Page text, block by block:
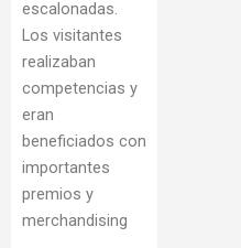
escalonadas.
Los visitantes
realizaban
competencias y
eran
beneficiados con
importantes
premios y
merchandising